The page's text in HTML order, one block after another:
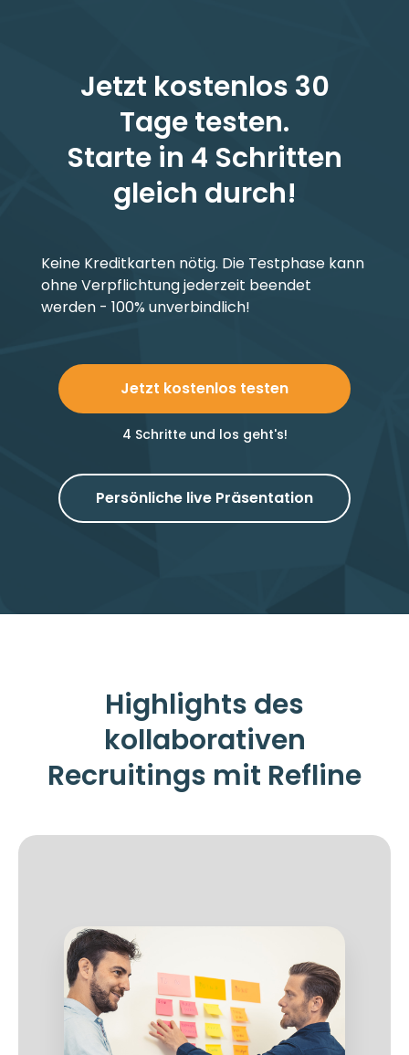
Jetzt kostenlos 30
Tage testen.
Starte in 4 Schritten
gleich durch!
Keine Kreditkarten nötig. Die Testphase kann
ohne Verpflichtung jederzeit beendet
werden - 100% unverbindlich!
Jetzt kostenlos testen
4 Schritte und los geht's!
Persönliche live Präsentation
Highlights des
kollaborativen
Recruitings mit Refline